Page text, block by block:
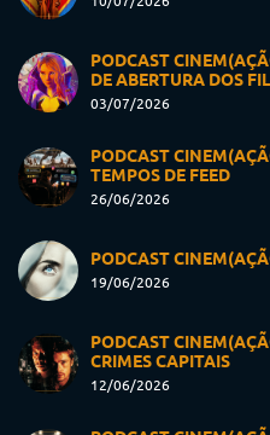
PODCAST
DE ABERTURA DOS
03/07/2026
PODCAST
TEMPOS DE FEED
26/06/2026
PODCAST
19/06/2026
PODCAST
CRIMES CAPITAIS
12/06/2026